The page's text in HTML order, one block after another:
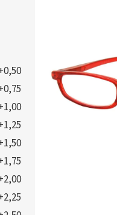
hvězdiček.